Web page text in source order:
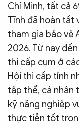
Chí Minh, tất cả
Tĩnh đã hoàn tất
tham gia bảo vệ
2026. Từ nay
thi cấp cụm ở
Hội thi cấp tỉnh
tập thể, cá nhân
kỹ năng nghiệp
thực tiễn tốt